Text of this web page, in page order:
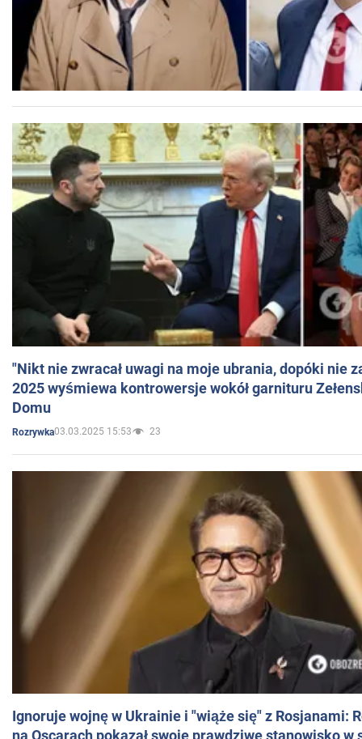
"Nikt nie zwracał uwagi na moje ubrania, dopóki nie
2025 wyśmiewa kontrowersje wokół garnituru
Domu
Rozrywka03.03.2025 15:53 23
Ignoruje wojnę w Ukrainie i "wiąże się" z Rosjanami:
na Oscarach pokazał swoje prawdziwe stanowisko w